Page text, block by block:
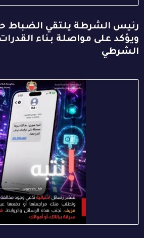
رئيس الشرطة يلتقي الضباط
ويؤكد على مواصلة بناء
الشرطي